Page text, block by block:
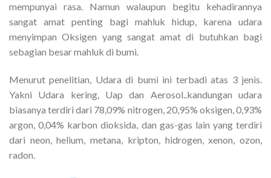
mempunyai rasa. Namun walaupun begitu kehadirannya
sangat amat penting bagi mahluk hidup, karena udara
menyimpan Oksigen yang sangat amat di butuhkan bagi
sebagian besar mahluk di bumi.
Menurut penelitian, Udara di bumi ini terbadi atas 3 jenis.
Yakni Udara kering, Uap dan Aerosol..kandungan udara
biasanya terdiri dari 78,09% nitrogen, 20,95% oksigen, 0,93%
argon, 0,04% karbon dioksida, dan gas-gas lain yang terdiri
dari neon, helium, metana, kripton, hidrogen, xenon, ozon,
radon.